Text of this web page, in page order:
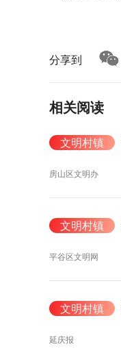
分享到
相关阅读
文明村镇
房山区文明办
文明村镇
平谷区文明网
文明村镇
延庆报